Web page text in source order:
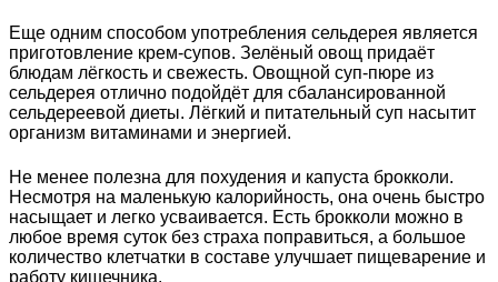
Еще одним способом употребления сельдерея является
приготовление крем-супов. Зелёный овощ придаёт
блюдам лёгкость и свежесть. Овощной суп-пюре из
сельдерея отлично подойдёт для сбалансированной
сельдереевой диеты. Лёгкий и питательный суп насытит
организм витаминами и энергией.
Не менее полезна для похудения и капуста брокколи.
Несмотря на маленькую калорийность, она очень быстро
насыщает и легко усваивается. Есть брокколи можно в
любое время суток без страха поправиться, а большое
количество клетчатки в составе улучшает пищеварение и
работу кишечника.